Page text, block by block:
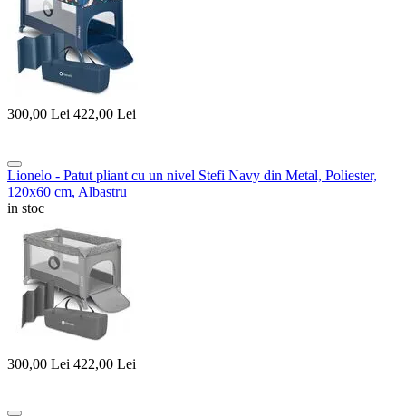
300,00 Lei 422,00 Lei
Lionelo - Patut pliant cu un nivel Stefi Navy din Metal, Poliester,
120x60 cm, Albastru
in stoc
300,00 Lei 422,00 Lei